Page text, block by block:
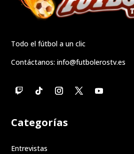
Todo el fútbol a un clic
Contáctanos:info@futbolerostv.es
Categorías
Entrevistas